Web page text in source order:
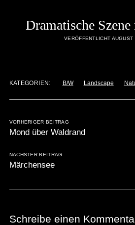
Dramatische
VERÖFFENTLICHT
KATEGORIEN: B/W Landscape
VORHERIGER BEITRAG
Mond über Waldrand
NÄCHSTER BEITRAG
Märchensee
Schreibe einen